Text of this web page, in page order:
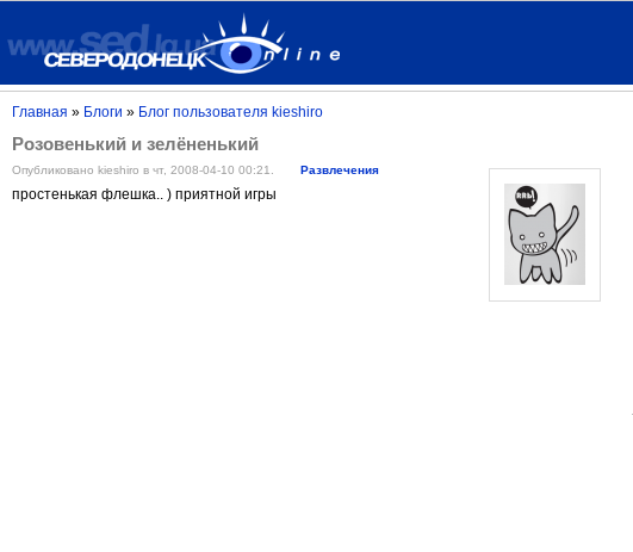
Главная » Блоги » Блог пользователя kieshiro
Розовенький и зелёненький
Опубликовано kieshiro в чт, 2008-04-10 00:21. Развлечения
простенькая флешка.. ) приятной игры